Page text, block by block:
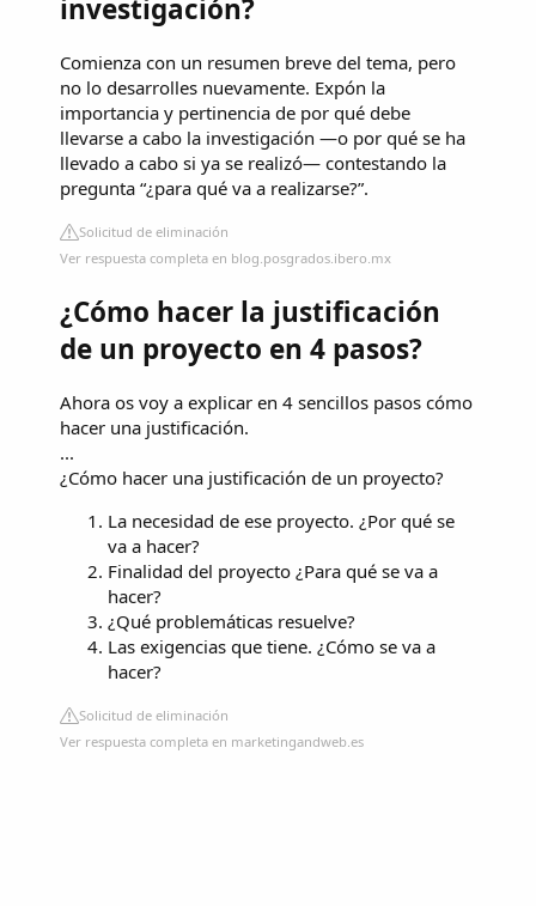
investigación?
Comienza con un resumen breve del tema, pero
no lo desarrolles nuevamente. Expón la
importancia y pertinencia de por qué debe
llevarse a cabo la investigación —o por qué se ha
llevado a cabo si ya se realizó— contestando la
pregunta “¿para qué va a realizarse?”.
Solicitud de eliminación
Ver respuesta completa en blog.posgrados.ibero.mx
¿Cómo hacer la justificación
de un proyecto en 4 pasos?
Ahora os voy a explicar en 4 sencillos pasos cómo
hacer una justificación.
...
¿Cómo hacer una justificación de un proyecto?
La necesidad de ese proyecto. ¿Por qué se
va a hacer?
Finalidad del proyecto ¿Para qué se va a
hacer?
¿Qué problemáticas resuelve?
Las exigencias que tiene. ¿Cómo se va a
hacer?
Solicitud de eliminación
Ver respuesta completa en marketingandweb.es